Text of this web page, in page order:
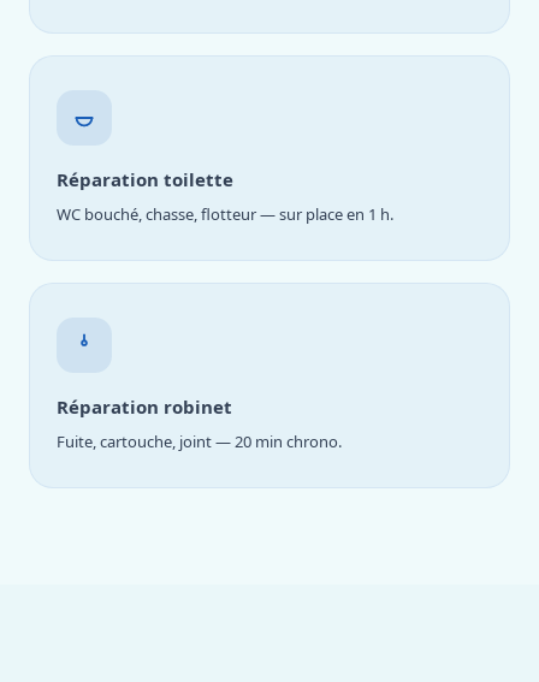
Réparation toilette
WC bouché, chasse, flotteur — sur place en 1 h.
Réparation robinet
Fuite, cartouche, joint — 20 min chrono.